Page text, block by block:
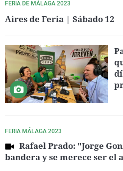
FERIA DE MÁLAGA 2023
Aires de Feria | Sábado 12
FERIA MÁLAGA 2023
Rafael Prado: "Jorge
bandera y se merece ser el